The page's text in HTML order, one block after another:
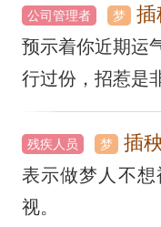
公司管理者 梦 插
预示着你近期运
行过份，招惹是
残疾人员 梦 插
表示做梦人不
视。